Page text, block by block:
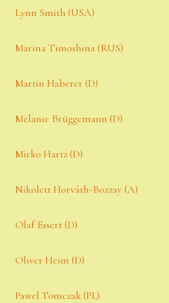
Lynn Smith (USA)
Marina Timoshina (RUS)
Martin Haberer (D)
Melanie Brüggemann (D)
Mirko Hartz (D)
Nikolett Horváth-Bozzay (A)
Olaf Essert (D)
Oliver Heim (D)
Pawel Tomczak (PL)